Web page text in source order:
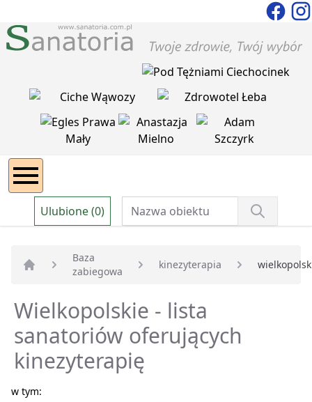
Ulubione (0)
Strona główna
Baza
zabiegowa
kinezyterapia
Wielkopolskie - lista
sanatoriów oferujących
kinezyterapię
w tym: